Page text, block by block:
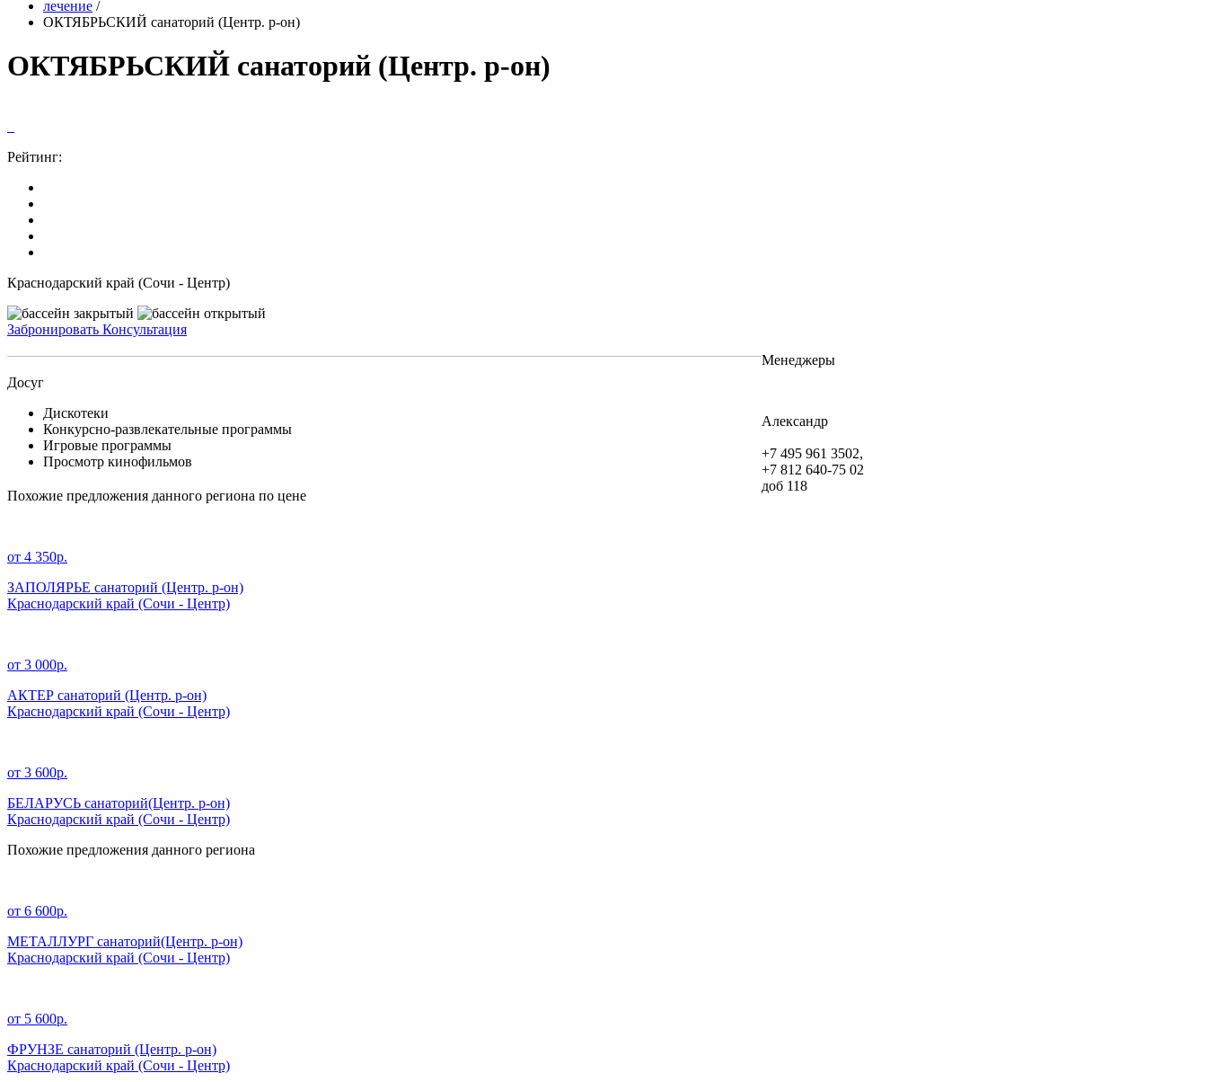
лечение /
ОКТЯБРЬСКИЙ санаторий (Центр. р-он)
ОКТЯБРЬСКИЙ санаторий (Центр. р-он)
Рейтинг:
Краснодарский край (Сочи - Центр)
Забронировать Консультация
Менеджеры
Александр
+7 495 961 3502,
+7 812 640-75 02
доб 118
Досуг
Дискотеки
Конкурсно-развлекательные программы
Игровые программы
Просмотр кинофильмов
Похожие предложения данного региона по цене
от 4 350р.
ЗАПОЛЯРЬЕ санаторий (Центр. р-он)
Краснодарский край (Сочи - Центр)
от 3 000р.
АКТЕР санаторий (Центр. р-он)
Краснодарский край (Сочи - Центр)
от 3 600р.
БЕЛАРУСЬ санаторий(Центр. р-он)
Краснодарский край (Сочи - Центр)
Похожие предложения данного региона
от 6 600р.
МЕТАЛЛУРГ санаторий(Центр. р-он)
Краснодарский край (Сочи - Центр)
от 5 600р.
ФРУНЗЕ санаторий (Центр. р-он)
Краснодарский край (Сочи - Центр)